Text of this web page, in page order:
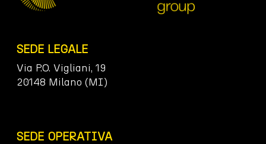
SEDE LEGALE
Via P.O. Vigliani, 19
20148 Milano (MI)
SEDE OPERATIVA